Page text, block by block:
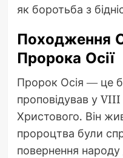
як боротьба з
Походження
Пророка Осії
Пророк Осія — це
проповідував у VIII
Христового. Він
пророцтва були
повернення